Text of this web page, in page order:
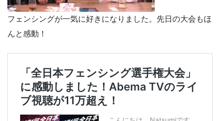
フェンシングが一気に好きになりました。先日の大会もほ
んと感動！